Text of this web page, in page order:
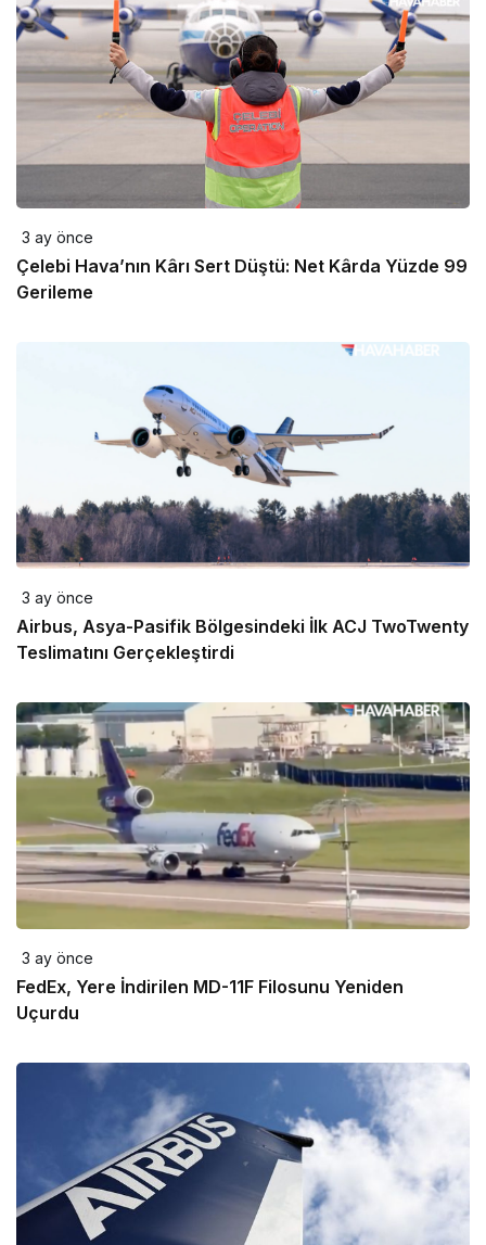
3 ay önce
Çelebi Hava’nın Kârı Sert Düştü: Net Kârda Yüzde 99
Gerileme
3 ay önce
Airbus, Asya-Pasifik Bölgesindeki İlk ACJ TwoTwenty
Teslimatını Gerçekleştirdi
3 ay önce
FedEx, Yere İndirilen MD-11F Filosunu Yeniden
Uçurdu